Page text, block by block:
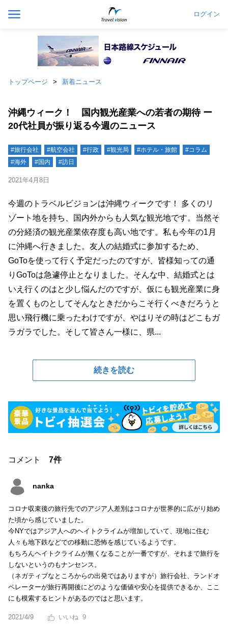
ログイン
トップページ 新着ニュース
沖縄ウィーク！ 国内観光産業への若者の期待 ー
20代社員が振り返る今週のニュース
#旅行会社 #航空会社 #行政 #観光局 #ホテル・旅館
#コラム
#海外
#国内 #訪日
2021年4月8日
今週のトラベルビジョンは沖縄ウィークです！ 多くのリ
ゾート地を持ち、国内外からも人気な観光地です。当然そ
の分経済の観光産業依存度も高い地です。私も今年の1月
に沖縄へ行きました。友人の結婚式に参加するため、
GoToを使って行く予定だったのですが、皆様知っての通
りGoToは急遽停止となりました。そんな中、結婚式とは
いえ行くのはと少し悩んだのですが、仮にも観光産業に身
を置くものとしてそんなときだからこそ行くべきだろうと
思い飛行機に乗ったわけですが、やはりその時はどこもガ
ラガラでした。そして皆さん一様に、県...
続きを読む
コメント 7件
nanka
コロナ収束後の旅行先でのアジア人差別はコロナが世界的に広がり始め
た頃から感じていました。
今NYではアジア人へのヘイトクライムが増加していて、現地に住む
人々も地下鉄などでの移動に恐怖を感じているようです。
もちろんヘイトクライムが無くなることが一番ですが、それまで旅行を
しないというのもナンセンス。
（ネガティブなところからの出発ではありますが）旅行会社、ランドオ
ペレーターが旅行再開後にどのような価値や安心を提供できるか、ここ
にも模索するヒントがあるのではと思います。
2021/4/9 9